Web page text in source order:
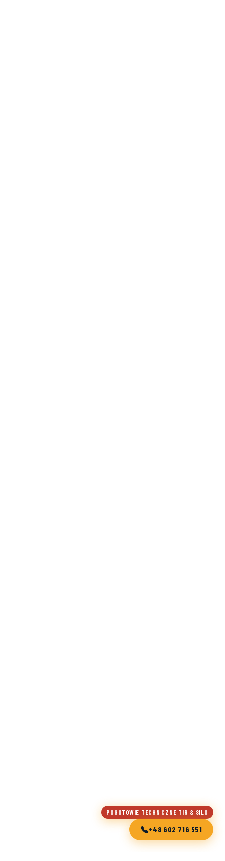
POGOTOWIE TECHNICZNE TIR & SILO
+48 602 716 551